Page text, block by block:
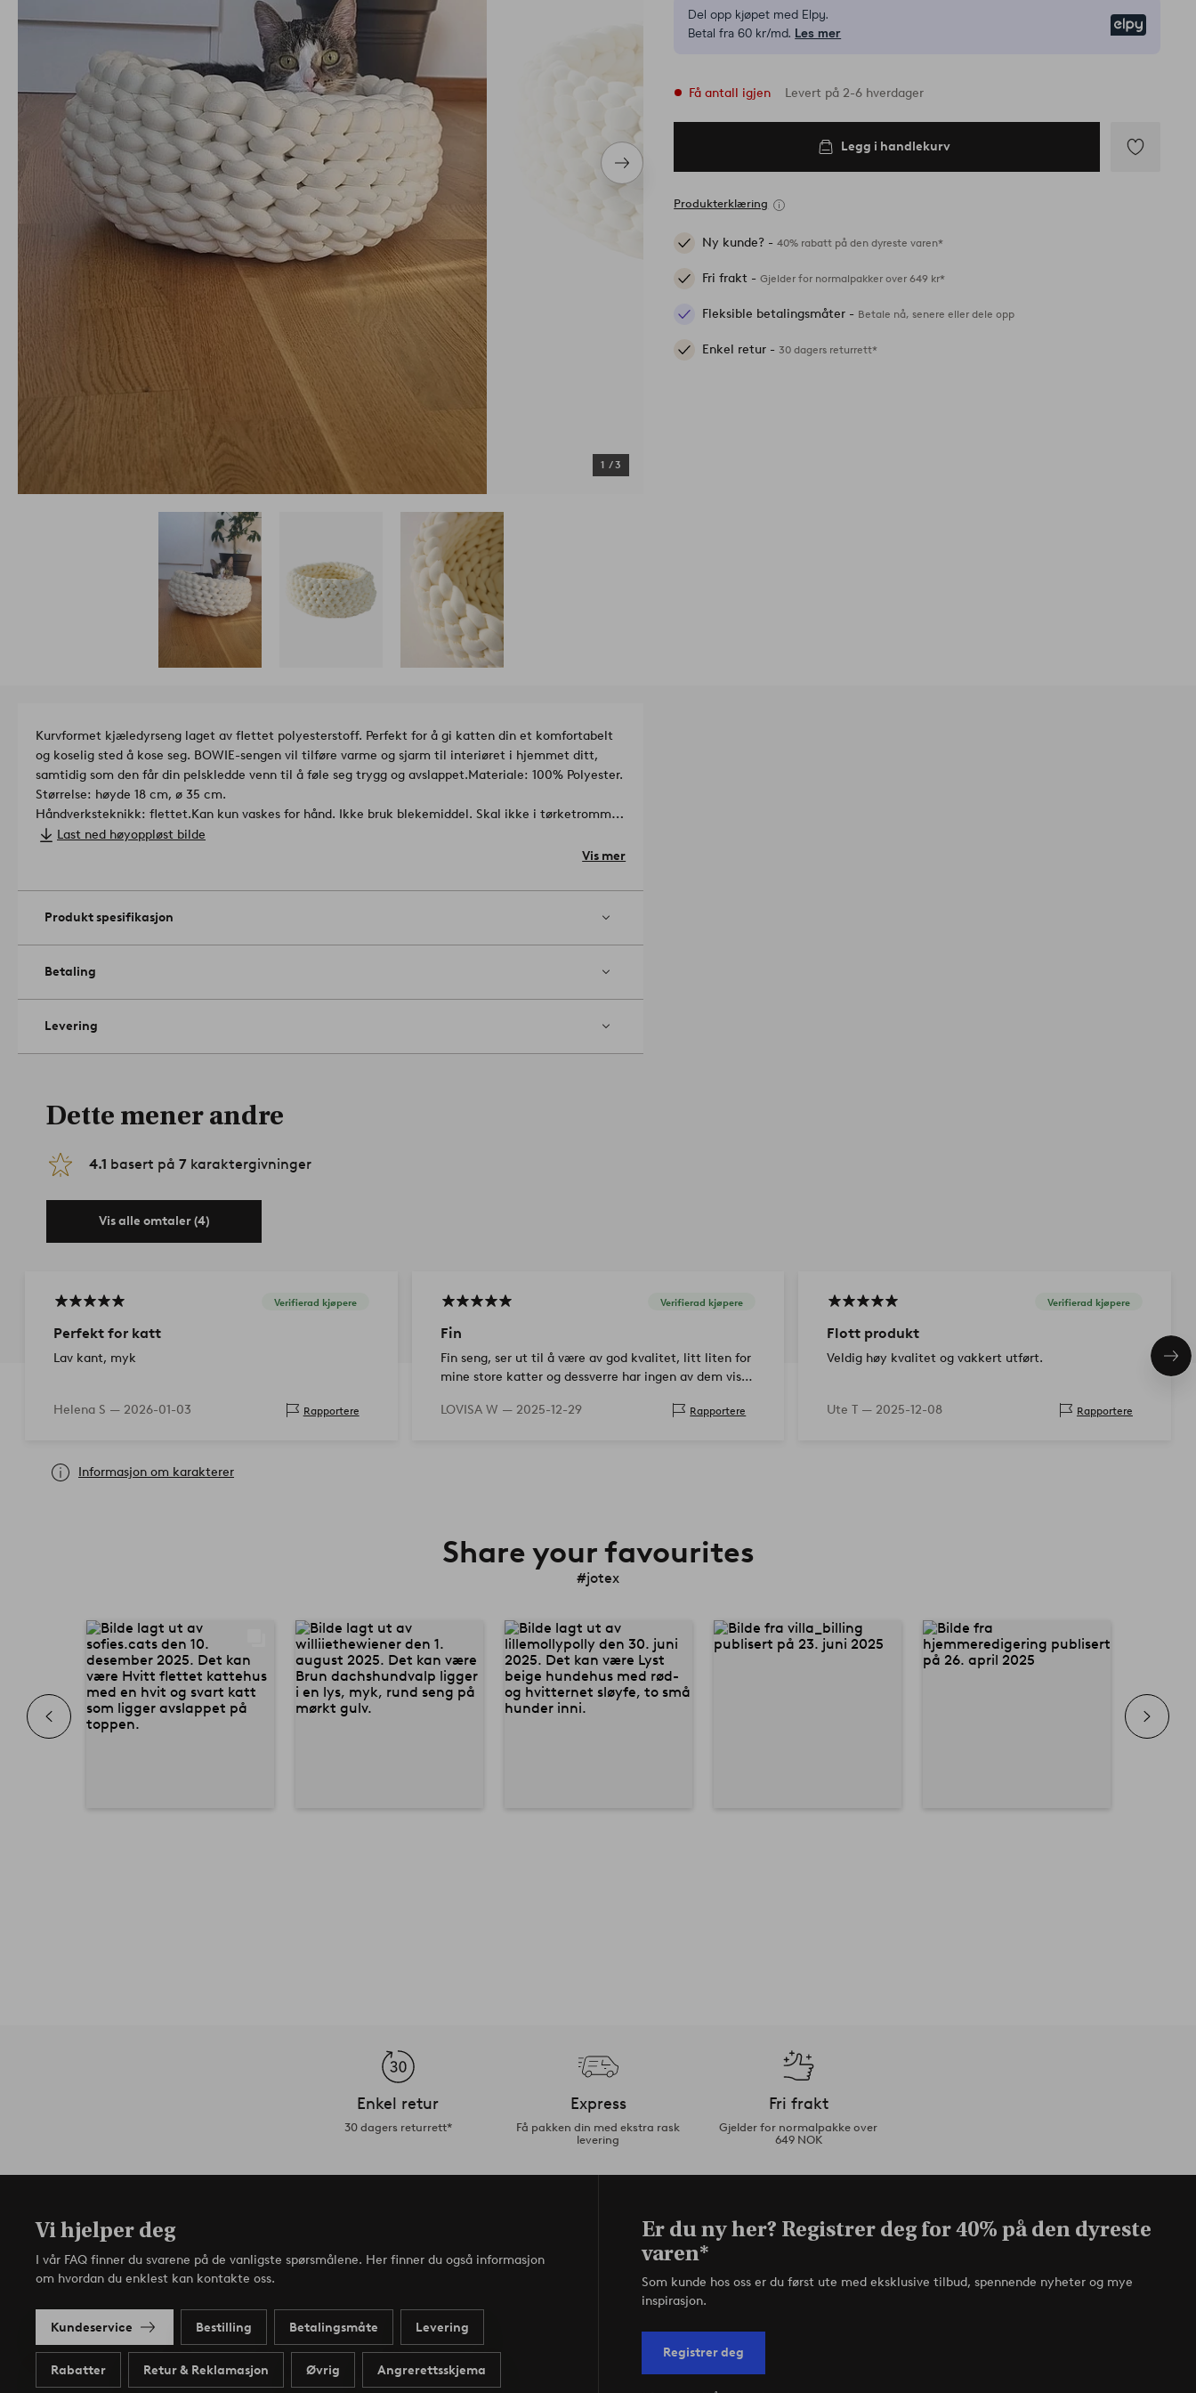
Neste
produkt
1 /3
Del opp kjøpet med Elpy.
Betal fra 60 kr/md. Les mer
Få antall igjen Levert på 2-6 hverdager
Legg i handlekurv
Produkterklæring
Ny kunde? -40% rabatt på den dyreste varen*
Fri frakt -Gjelder for normalpakker over 649 kr*
Fleksible betalingsmåter - Betale nå, senere eller dele opp
Enkel retur -30 dagers returrett*
Kurvformet kjæledyrseng laget av flettet polyesterstoff. Perfekt for å gi katten din et komfortabelt
og koselig sted å kose seg. BOWIE-sengen vil tilføre varme og sjarm til interiøret i hjemmet ditt,
samtidig som den får din pelskledde venn til å føle seg trygg og avslappet.
Materiale: 100% Polyester.
Størrelse: høyde 18 cm, ø 35 cm.
Håndverksteknikk: flettet.Kan kun vaskes for hånd. Ikke bruk blekemiddel. Skal ikke i tørketrommel.
Skal ikke strykes. Må ikke tørrenses.
Last ned høyoppløst bilde
Vis mer
Produkt spesifikasjon
Betaling
Levering
Dette mener andre
4.1 basert på 7 karaktergivninger
Vis alle omtaler (4)
Verifierad kjøpere
Perfekt for katt
Lav kant, myk
Helena S — 2026-01-03 Rapportere
Verifierad kjøpere
Fin
Fin seng, ser ut til å være av god kvalitet, litt liten for
mine store katter og dessverre har ingen av dem vist
LOVISA W — 2025-12-29 Rapportere
Verifierad kjøpere
Flott produkt
Veldig høy kvalitet og vakkert utført.
Ute T — 2025-12-08 Rapportere
Informasjon om karakterer
Share your favourites
#jotex
Enkel retur
30 dagers returrett*
Express
Få pakken din med ekstra rask
levering
Fri frakt
Gjelder for normalpakke over
649 NOK
Vi hjelper deg
I vår FAQ finner du svarene på de vanligste spørsmålene. Her finner du også informasjon
om hvordan du enklest kan kontakte oss.
Kundeservice Bestilling Betalingsmåte Levering
Rabatter Retur & Reklamasjon Øvrig Angrerettsskjema
Er du ny her? Registrer deg for 40% på den dyreste
varen*
Som kunde hos oss er du først ute med eksklusive tilbud, spennende nyheter og mye
inspirasjon.
Registrer deg